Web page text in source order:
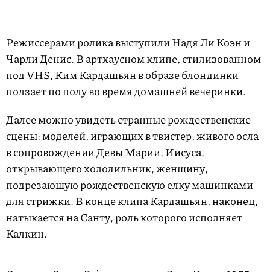
Режиссерами ролика выступили Надя Ли Коэн и
Чарли Денис. В артхаусном клипе, стилизованном
под VHS, Ким Кардашьян в образе блондинки
ползает по полу во время домашней вечеринки.
Далее можно увидеть странные рождественские
сцены: моделей, играющих в твистер, живого осла
в сопровождении Девы Марии, Иисуса,
открывающего холодильник, женщину,
подрезающую рождественскую елку машинками
для стрижки. В конце клипа Кардашьян, наконец,
натыкается на Санту, роль которого исполняет
Калкин.